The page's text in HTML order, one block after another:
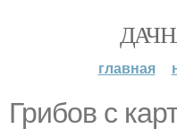
главная
Грибов с